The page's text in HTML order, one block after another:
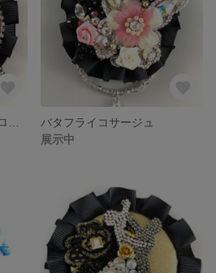
バタフライコサージュ
展示中